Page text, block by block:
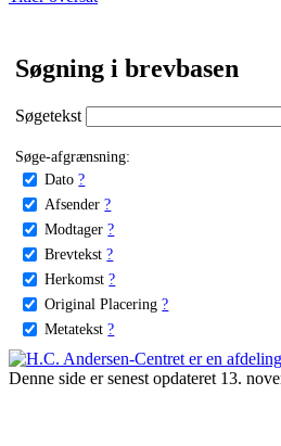
Søgning i brevbasen
Søgetekst
Søge-afgrænsning:
Dato ?
Afsender ?
Modtager ?
Brevtekst ?
Herkomst ?
Original Placering ?
Metatekst ?
Denne side er senest opdateret 13.